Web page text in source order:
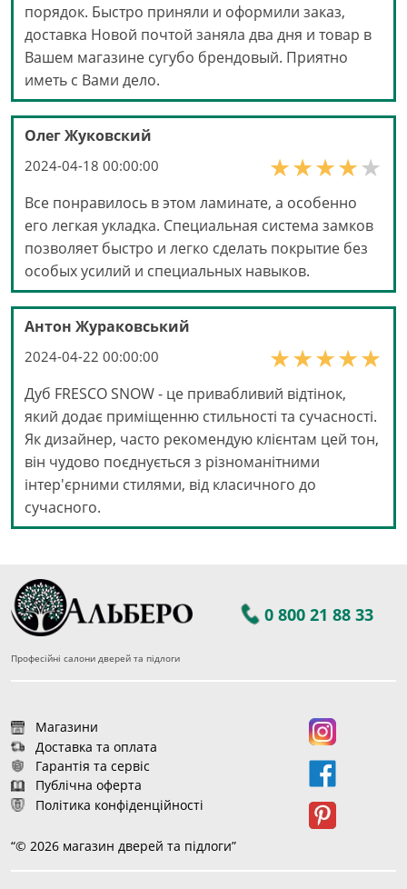
порядок. Быстро приняли и оформили заказ,
доставка Новой почтой заняла два дня и товар в
Вашем магазине сугубо брендовый. Приятно
иметь с Вами дело.
Олег Жуковский
2024-04-18 00:00:00
Все понравилось в этом ламинате, а особенно
его легкая укладка. Специальная система замков
позволяет быстро и легко сделать покрытие без
особых усилий и специальных навыков.
Антон Жураковський
2024-04-22 00:00:00
Дуб FRESCO SNOW - це привабливий відтінок,
який додає приміщенню стильності та сучасності.
Як дизайнер, часто рекомендую клієнтам цей тон,
він чудово поєднується з різноманітними
інтер'єрними стилями, від класичного до
сучасного.
0 800 21 88 33
Професійні салони дверей та підлоги
Магазини
Доставка та оплата
Гарантія та сервіс
Публічна оферта
Політика конфіденційності
“© 2026 магазин дверей та підлоги”